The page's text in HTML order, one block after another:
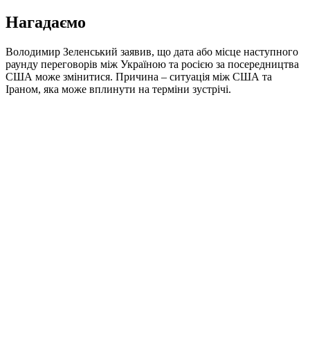
Нагадаємо
Володимир Зеленський заявив, що дата або місце наступного
раунду переговорів між Україною та росією за посередництва
США може змінитися. Причина – ситуація між США та
Іраном, яка може вплинути на терміни зустрічі.